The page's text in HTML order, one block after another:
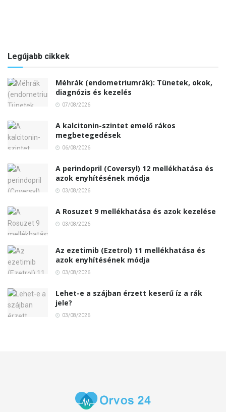
Legújabb cikkek
Méhrák (endometriumrák): Tünetek, okok,
diagnózis és kezelés
07/08/2026
A kalcitonin-szintet emelő rákos
megbetegedések
06/08/2026
A perindopril (Coversyl) 12 mellékhatása és
azok enyhítésének módja
03/08/2026
A Rosuzet 9 mellékhatása és azok kezelése
03/08/2026
Az ezetimib (Ezetrol) 11 mellékhatása és
azok enyhítésének módja
03/08/2026
Lehet-e a szájban érzett keserű íz a rák
jele?
03/08/2026